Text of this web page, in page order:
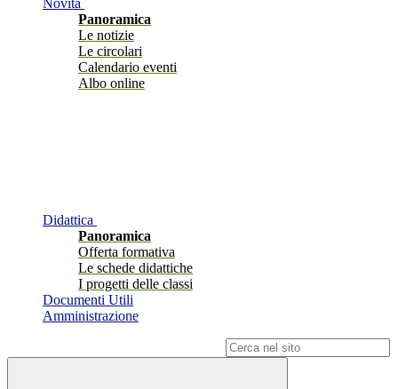
Novità
Panoramica
Le notizie
Le circolari
Calendario eventi
Albo online
Didattica
Panoramica
Offerta formativa
Le schede didattiche
I progetti delle classi
Documenti Utili
Amministrazione